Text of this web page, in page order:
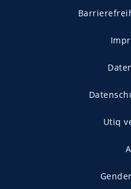
Utiq